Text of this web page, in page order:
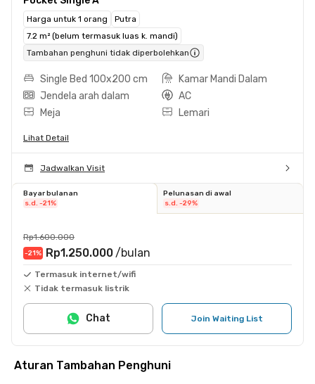
Harga untuk 1 orang
Putra
7.2 m² (belum termasuk luas k. mandi)
Tambahan penghuni tidak diperbolehkan
Single Bed 100x200 cm
Kamar Mandi Dalam
Jendela arah dalam
AC
Meja
Lemari
Lihat Detail
Jadwalkan Visit
Bayar bulanan
s.d. -21%
Pelunasan di awal
s.d. -29%
Rp1.600.000
-21% Rp1.250.000 /bulan
Termasuk internet/wifi
Tidak termasuk listrik
Join Waiting List
Chat
Aturan Tambahan Penghuni